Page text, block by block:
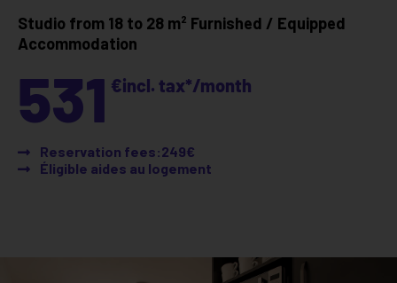
Studio from 18 to 28 m² Furnished / Equipped
Accommodation
531
€incl. tax*/month
Reservation fees:249€
Éligible aides au logement